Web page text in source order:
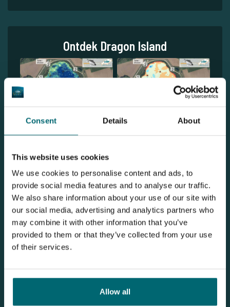
Consent Details About
This website uses cookies
We use cookies to personalise content and ads, to
provide social media features and to analyse our traffic.
We also share information about your use of our site with
our social media, advertising and analytics partners who
may combine it with other information that you’ve
provided to them or that they’ve collected from your use
of their services.
Allow all
Ontdek Dragon Island
1